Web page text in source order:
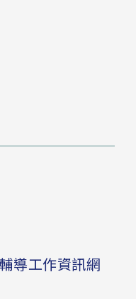
導工作資訊網